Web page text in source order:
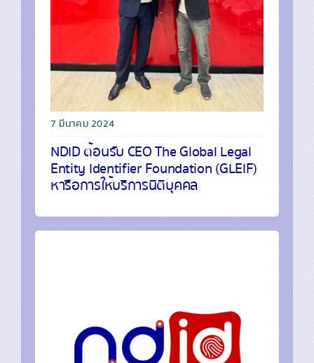
7 มีนาคม 2024
NDID ต้อนรับ CEO The Global Legal
Entity Identifier Foundation (GLEIF)
หารือการให้บริการนิติบุคคล